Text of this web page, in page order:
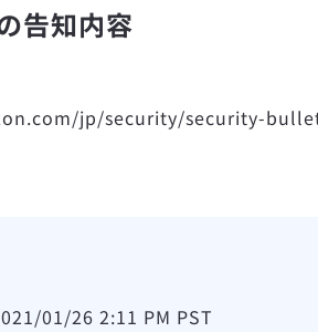
告知内容
jp/security/security-
01/26 2:11 PM PST